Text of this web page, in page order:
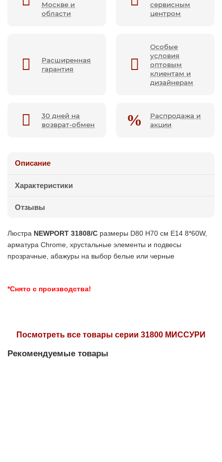
Москве и
области
сервисным
центром
Расширенная
гарантия
Особые
условия
оптовым
клиентам и
дизайнерам
30 дней на
возврат-обмен
Распродажа и
акции
Описание
Характеристики
Отзывы
Люстра NEWPORT 31808/C размеры D80 H70 см Е14 8*60W,
арматура Chrome, хрустальные элементы и подвесы
прозрачные, абажуры на выбор белые или черные
*Снято с производства!
Посмотреть все товары серии 31800 МИССУРИ
Рекомендуемые товары